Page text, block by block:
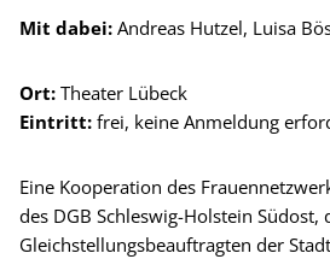
Mit dabei: Andreas Hutzel, Luisa
Ort: Theater Lübeck
Eintritt: frei, keine Anmeldung
Eine Kooperation des
des DGB Schleswig-Holstein Südost,
Gleichstellungsbeauftragten der